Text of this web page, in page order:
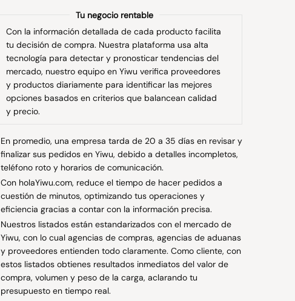
Tu negocio rentable
Con la información detallada de cada producto facilita
tu decisión de compra. Nuestra plataforma usa alta
tecnología para detectar y pronosticar tendencias del
mercado, nuestro equipo en Yiwu verifica proveedores
y productos diariamente para identificar las mejores
opciones basados en criterios que balancean calidad
y precio.
En promedio, una empresa tarda de 20 a 35 días en revisar y
finalizar sus pedidos en Yiwu, debido a detalles incompletos,
teléfono roto y horarios de comunicación.
Con holaYiwu.com, reduce el tiempo de hacer pedidos a
cuestión de minutos, optimizando tus operaciones y
eficiencia gracias a contar con la información precisa.
Nuestros listados están estandarizados con el mercado de
Yiwu, con lo cual agencias de compras, agencias de aduanas
y proveedores entienden todo claramente. Como cliente, con
estos listados obtienes resultados inmediatos del valor de
compra, volumen y peso de la carga, aclarando tu
presupuesto en tiempo real.